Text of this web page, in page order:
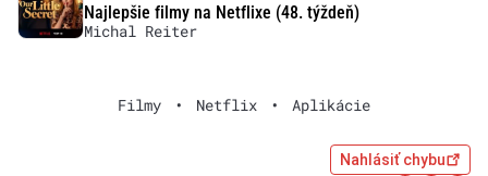
Najlepšie filmy na Netflixe (48. týždeň)
Michal Reiter
Filmy • Netflix • Aplikácie
Nahlásiť chybu